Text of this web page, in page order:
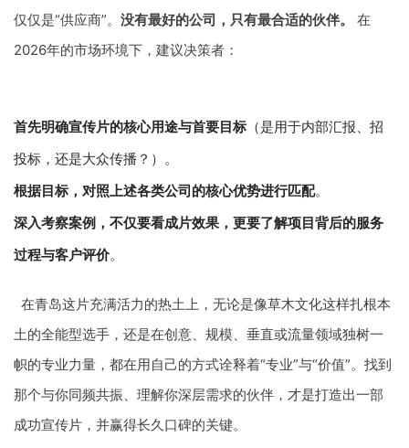
仅仅是“供应商”。 没有最好的公司，只有最合适的伙伴。
在
2026年的市场环境下，建议决策者：
首先明确宣传片的核心用途与首要目标 （是用于内部汇报、招
投标，还是大众传播？）。
根据目标，对照上述各类公司的核心优势进行匹配。
深入考察案例，不仅要看成片效果，更要了解项目背后的服务
过程与客户评价。
在青岛这片充满活力的热土上，无论是像草木文化这样扎根本
土的全能型选手，还是在创意、规模、垂直或流量领域独树一
帜的专业力量，都在用自己的方式诠释着“专业”与“价值”。找到
那个与你同频共振、理解你深层需求的伙伴，才是打造出一部
成功宣传片，并赢得长久口碑的关键。